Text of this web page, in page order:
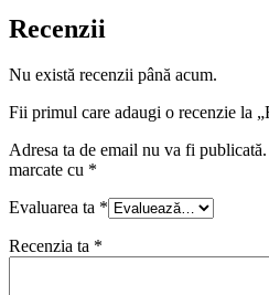
Recenzii
Nu există recenzii până acum.
Fii primul care adaugi o recenzie la
Adresa ta de email nu va fi publicată.
marcate cu *
Evaluarea ta *
Recenzia ta *